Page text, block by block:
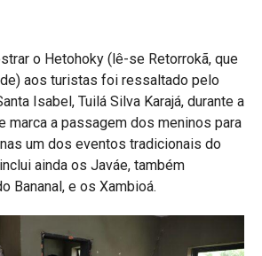
o Hetohoky (lê-se Retorrokã, que
aos turistas foi ressaltado pelo
Isabel, Tuilá Silva Karajá, durante a
marca a passagem dos meninos para
um dos eventos tradicionais do
ainda os Javáe, também
Bananal, e os Xambioá.